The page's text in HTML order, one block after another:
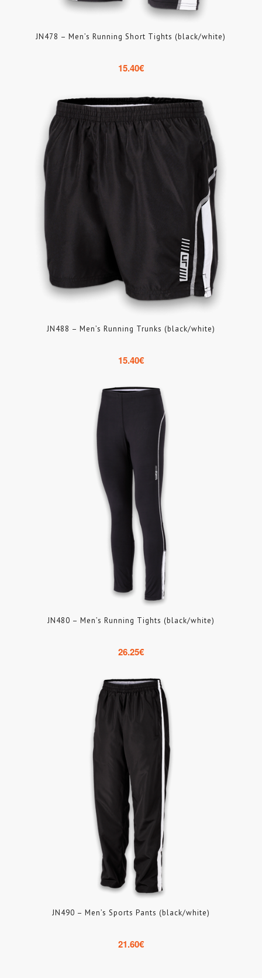
JN478 – Men’s Running Short Tights (black/white)
15.40€
JN488 – Men’s Running Trunks (black/white)
15.40€
JN480 – Men’s Running Tights (black/white)
26.25€
JN490 – Men’s Sports Pants (black/white)
21.60€